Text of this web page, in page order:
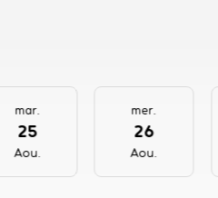
mar.
25
Aou.
mer.
26
Aou.